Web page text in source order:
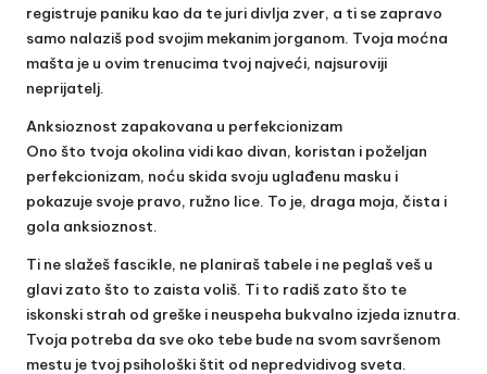
registruje paniku kao da te juri divlja zver, a ti se zapravo
samo nalaziš pod svojim mekanim jorganom. Tvoja moćna
mašta je u ovim trenucima tvoj najveći, najsuroviji
neprijatelj.
Anksioznost zapakovana u perfekcionizam
Ono što tvoja okolina vidi kao divan, koristan i poželjan
perfekcionizam, noću skida svoju uglađenu masku i
pokazuje svoje pravo, ružno lice. To je, draga moja, čista i
gola anksioznost.
Ti ne slažeš fascikle, ne planiraš tabele i ne peglaš veš u
glavi zato što to zaista voliš. Ti to radiš zato što te
iskonski strah od greške i neuspeha bukvalno izjeda iznutra.
Tvoja potreba da sve oko tebe bude na svom savršenom
mestu je tvoj psihološki štit od nepredvidivog sveta.